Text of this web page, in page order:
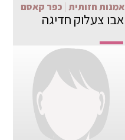
אמנות חזותית כפר קאסם
אבו צעלוק חדיגה